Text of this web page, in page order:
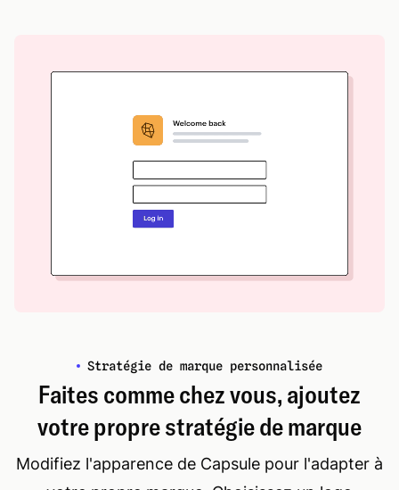
Stratégie de marque personnalisée
Faites comme chez vous, ajoutez
votre propre stratégie de marque
Modifiez l'apparence de Capsule pour l'adapter à